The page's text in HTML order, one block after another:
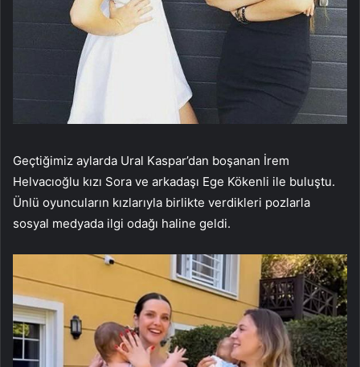
Geçtiğimiz aylarda Ural Kaspar’dan boşanan İrem
Helvacıoğlu kızı Sora ve arkadaşı Ege Kökenli ile buluştu.
Ünlü oyuncuların kızlarıyla birlikte verdikleri pozlarla
sosyal medyada ilgi odağı haline geldi.